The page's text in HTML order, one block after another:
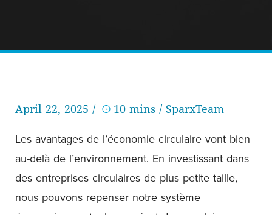
April 22, 2025 / 10 mins / SparxTeam
Les avantages de l’économie circulaire vont bien
au-delà de l’environnement. En investissant dans
des entreprises circulaires de plus petite taille,
nous pouvons repenser notre système